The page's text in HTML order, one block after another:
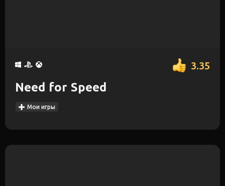
3.35
Need for Speed
Мои игры